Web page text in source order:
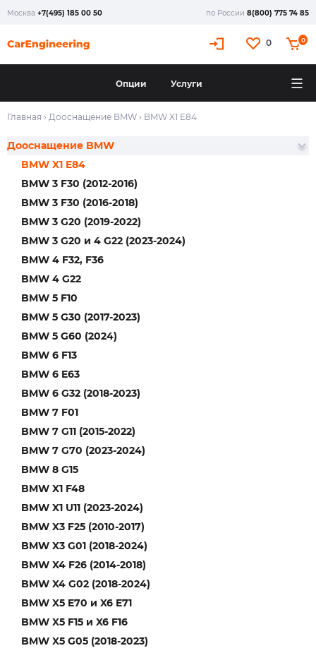
Москва +7(495) 185 00 50 по России 8(800) 775 74 85
0 0
Опции Услуги
Главная › Дооснащение BMW › BMW X1 E84
Дооснащение BMW
BMW 3 F30 (2012-2016)
BMW 3 F30 (2016-2018)
BMW 3 G20 (2019-2022)
BMW 3 G20 и 4 G22 (2023-2024)
BMW 4 F32, F36
BMW 4 G22
BMW 5 F10
BMW 5 G30 (2017-2023)
BMW 5 G60 (2024)
BMW 6 F13
BMW 6 E63
BMW 6 G32 (2018-2023)
BMW 7 F01
BMW 7 G11 (2015-2022)
BMW 7 G70 (2023-2024)
BMW 8 G15
BMW X1 E84
BMW X1 F48
BMW X1 U11 (2023-2024)
BMW X3 F25 (2010-2017)
BMW X3 G01 (2018-2024)
BMW X4 F26 (2014-2018)
BMW X4 G02 (2018-2024)
BMW X5 E70 и X6 E71
BMW X5 F15 и X6 F16
BMW X5 G05 (2018-2023)